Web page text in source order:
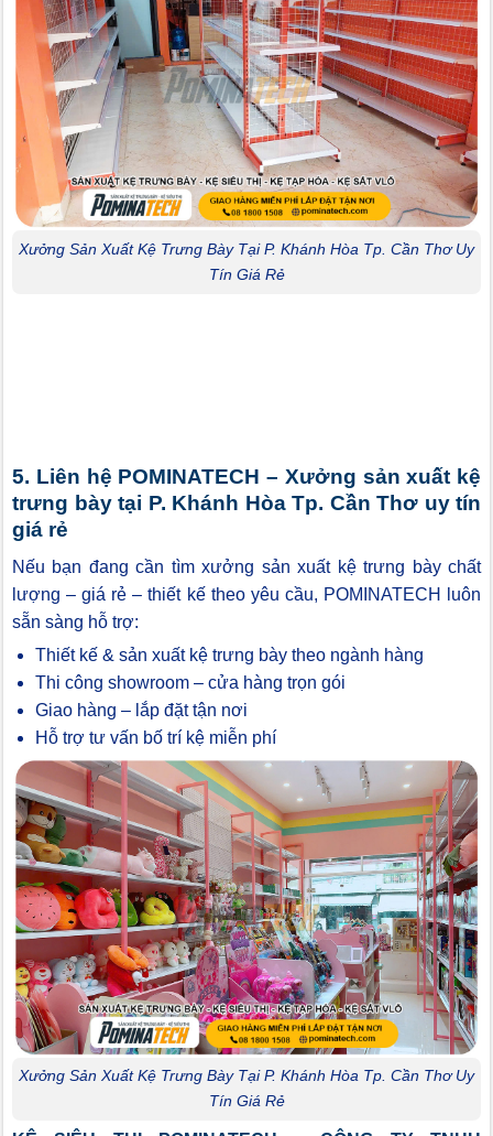
Xưởng Sản Xuất Kệ Trưng Bày Tại P. Khánh Hòa Tp. Cần Thơ Uy
Tín Giá Rẻ
5. Liên hệ POMINATECH – Xưởng sản xuất kệ
trưng bày tại P. Khánh Hòa Tp. Cần Thơ uy tín
giá rẻ
Nếu bạn đang cần tìm xưởng sản xuất kệ trưng bày chất
lượng – giá rẻ – thiết kế theo yêu cầu, POMINATECH luôn
sẵn sàng hỗ trợ:
Thiết kế & sản xuất kệ trưng bày theo ngành hàng
Thi công showroom – cửa hàng trọn gói
Giao hàng – lắp đặt tận nơi
Hỗ trợ tư vấn bố trí kệ miễn phí
Xưởng Sản Xuất Kệ Trưng Bày Tại P. Khánh Hòa Tp. Cần Thơ Uy
Tín Giá Rẻ